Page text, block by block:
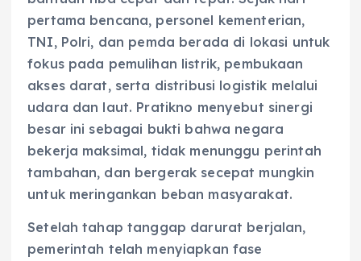
pertama bencana, personel kementerian,
TNI, Polri, dan pemda berada di lokasi untuk
fokus pada pemulihan listrik, pembukaan
akses darat, serta distribusi logistik melalui
udara dan laut. Pratikno menyebut sinergi
besar ini sebagai bukti bahwa negara
bekerja maksimal, tidak menunggu perintah
tambahan, dan bergerak secepat mungkin
untuk meringankan beban masyarakat.
Setelah tahap tanggap darurat berjalan,
pemerintah telah menyiapkan fase